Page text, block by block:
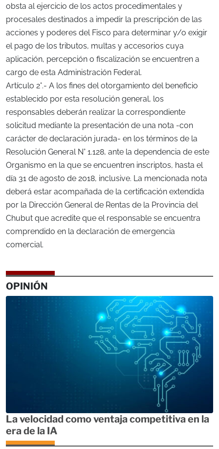
obsta al ejercicio de los actos procedimentales y
procesales destinados a impedir la prescripción de las
acciones y poderes del Fisco para determinar y/o exigir
el pago de los tributos, multas y accesorios cuya
aplicación, percepción o fiscalización se encuentren a
cargo de esta Administración Federal.
Artículo 2°.- A los fines del otorgamiento del beneficio
establecido por esta resolución general, los
responsables deberán realizar la correspondiente
solicitud mediante la presentación de una nota -con
carácter de declaración jurada- en los términos de la
Resolución General N° 1.128, ante la dependencia de este
Organismo en la que se encuentren inscriptos, hasta el
día 31 de agosto de 2018, inclusive. La mencionada nota
deberá estar acompañada de la certificación extendida
por la Dirección General de Rentas de la Provincia del
Chubut que acredite que el responsable se encuentra
comprendido en la declaración de emergencia
comercial.
OPINIÓN
La velocidad como ventaja competitiva en la
era de la IA